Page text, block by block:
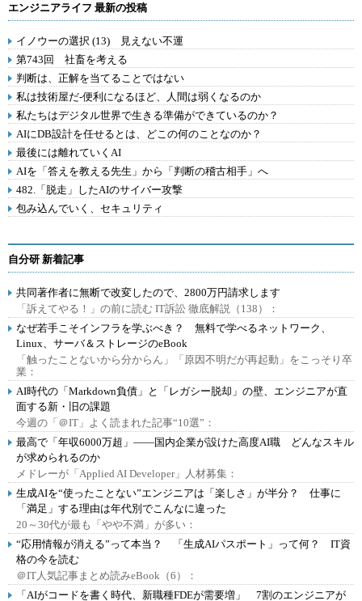
エンジニアライフ 最新の投稿
イノウーの選択 (13) 見えない不運
第743回 社畜を考える
判断は、正解を当てることではない
私は技術屋だ-便利になるほど、人間は弱くなるのか
私たちはデジタル世界で生きる準備ができているのか？
AIにDB設計を任せるとは、どこの何のことなのか？
最後には離れていくAI
AIを「答えを教える先生」から「判断の稽古相手」へ
482.「脱走」したAIのサイバー攻撃
包み込んでいく、セキュリティ
自分研 新着記事
共同著作者に無断で改変したので、2800万円請求します
「訴えてやる！」の前に読む IT訴訟 徹底解説（138）：
なぜ若手こそインフラを学ぶべき？ 無料で学べるネットワーク、
Linux、サーバ＆ストレージのeBook
「触ったことないから分からん」「原因不明だが再起動」をこっそり卒
業：
AI時代の「Markdown負債」と「レガシー脱却」の壁、エンジニアが直
面する新・旧の課題
今週の「＠IT」よく読まれた記事“10選”：
最高で「年収6000万超」――国内企業が設けた高度AI職 どんなスキル
が求められるのか
メドレーが「Applied AI Developer」人材募集：
生成AIを“使ったことない”エンジニアは「楽しさ」が半分？ 仕事に
「満足」する理由は年代別でこんなに違った
20～30代が最も「やや不満」が多い：
“応用情報が消える”って本当？ 「生成AIパスポート」って何？ IT資
格の今を読む
＠IT人気記事まとめ読みeBook（6）：
「AIがコードを書く時代、新職種FDEが需要増」 7割のエンジニアが